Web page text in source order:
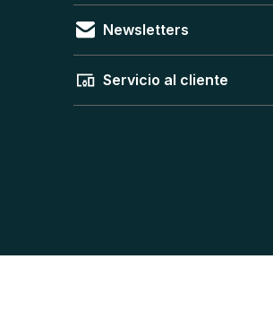
Newsletters
Servicio al cliente